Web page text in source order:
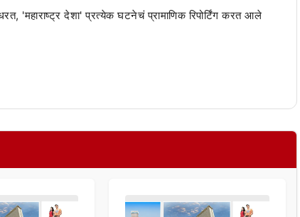
'महाराष्ट्र देशा' प्रत्येक घटनेचं प्रामाणिक रिपोर्टिंग करत आले